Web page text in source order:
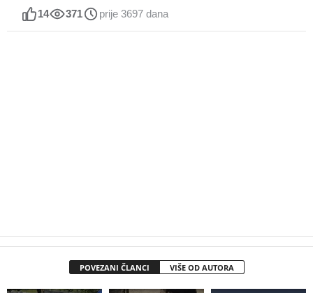
14 371 prije 3697 dana
POVEZANI ČLANCI VIŠE OD AUTORA